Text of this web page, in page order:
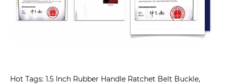
Hot Tags: 1.5 Inch Rubber Handle Ratchet Belt Buckle,